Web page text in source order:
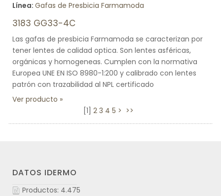
Línea: Gafas de Presbicia Farmamoda
3183 GG33-4C
Las gafas de presbicia Farmamoda se caracterizan por
tener lentes de calidad optica. Son lentes asféricas,
orgánicas y homogeneas. Cumplen con la normativa
Europea UNE EN ISO 8980-1:200 y calibrado con lentes
patrón con trazabilidad al NPL certificado
Ver producto
1 2 3 4 5 > >>
DATOS IDERMO
Productos: 4.475